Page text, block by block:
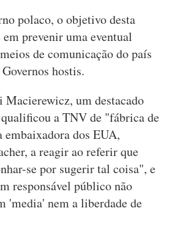
polaco, o objetivo desta
prevenir uma eventual
de comunicação do país
hostis.
um destacado
a TNV de "fábrica de
dos EUA,
a reagir ao referir que
se por sugerir tal coisa", e
responsável público não
'media' nem a liberdade de